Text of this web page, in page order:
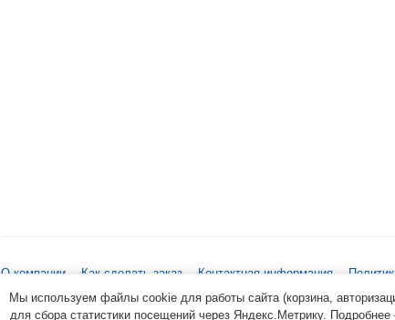
О компании Как сделать заказ Контактная информация
2026 «Мир замков»
Мы используем файлы cookie для работы сайта (корзина,
для сбора статистики посещений через Яндекс.Метрику.